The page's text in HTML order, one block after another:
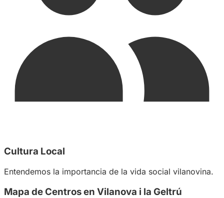
Cultura Local
Entendemos la importancia de la vida social vilanovina.
Mapa de Centros en Vilanova i la Geltrú